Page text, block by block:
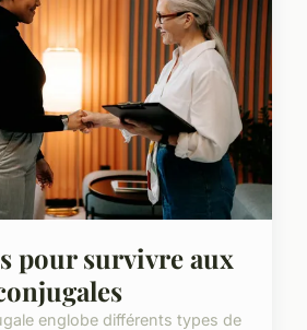
pour survivre aux
englobe différents types de